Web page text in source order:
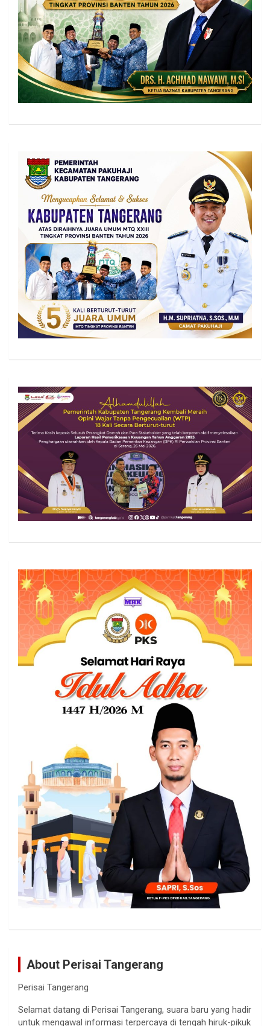
About Perisai Tangerang
Perisai Tangerang
Selamat datang di Perisai Tangerang, suara baru yang hadir
untuk mengawal informasi terpercaya di tengah hiruk-pikuk